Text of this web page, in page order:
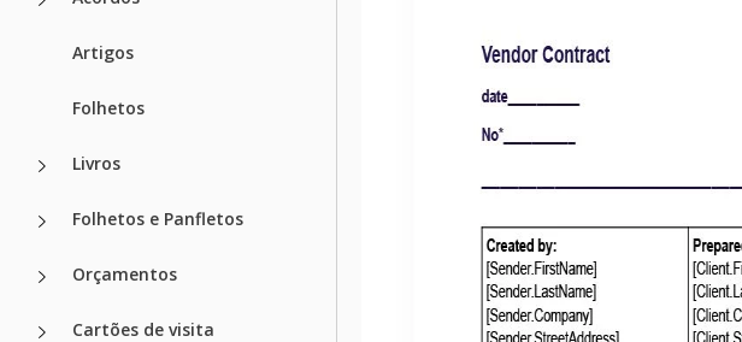
Artigos
Folhetos
Livros
Folhetos e Panfletos
Orçamentos
Cartões de visita